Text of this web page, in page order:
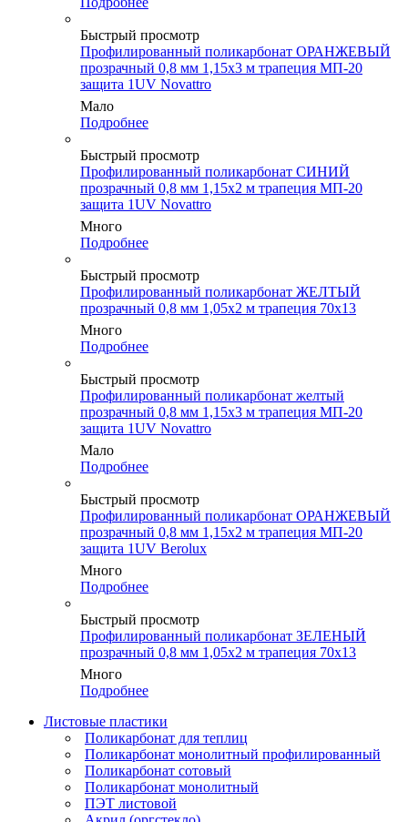
Быстрый просмотр
Профилированный поликарбонат ОРАНЖЕВЫЙ
прозрачный 0,8 мм 1,15х3 м трапеция МП-20
защита 1UV Novattro
Мало
Подробнее
Быстрый просмотр
Профилированный поликарбонат СИНИЙ
прозрачный 0,8 мм 1,15х2 м трапеция МП-20
защита 1UV Novattro
Много
Подробнее
Быстрый просмотр
Профилированный поликарбонат ЖЕЛТЫЙ
прозрачный 0,8 мм 1,05х2 м трапеция 70х13
Много
Подробнее
Быстрый просмотр
Профилированный поликарбонат желтый
прозрачный 0,8 мм 1,15х3 м трапеция МП-20
защита 1UV Novattro
Мало
Подробнее
Быстрый просмотр
Профилированный поликарбонат ОРАНЖЕВЫЙ
прозрачный 0,8 мм 1,15х2 м трапеция МП-20
защита 1UV Berolux
Много
Подробнее
Быстрый просмотр
Профилированный поликарбонат ЗЕЛЕНЫЙ
прозрачный 0,8 мм 1,05х2 м трапеция 70х13
Много
Подробнее
Листовые пластики
Поликарбонат для теплиц
Поликарбонат монолитный профилированный
Поликарбонат сотовый
Поликарбонат монолитный
ПЭТ листовой